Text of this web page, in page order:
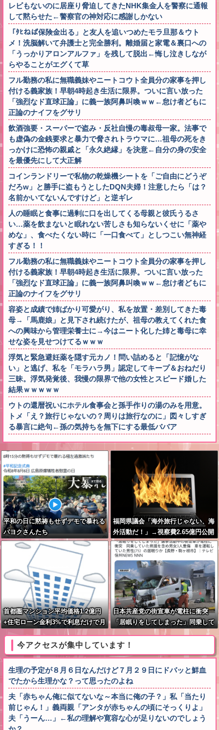
レビもないのに居座り脅迫してきたNHK集金人を警察に通報
して黙らせた←警察官の神対応に感謝しかない
「ﾀﾋねば保険金出る」と友人を追いつめたモラ旦那＆ウト
メ！洗脳解いて弁護士と完全勝利。離婚届と家電＆裏口への
「うっかりアロンアルファ」を残して脱出←悔し泣きしなが
らやることがエグくて草
フル勤務の私に無職義妹やニートコウト全員分の家事を押し
付ける義家族！早朝4時起き生活に限界。ついに言い放った
「強烈なド直球正論」に義一族阿鼻叫喚ｗｗ←怠け者どもに
正論のナイフをグサリ
飲酒強要・スーパーで盗み・反社自慢の毒叔母一家。法事で
も虚偽の金銭要求と暴力で脅されトラウマに…祖母の死をき
っかけに恐怖の親戚と「永久絶縁」を決意←自分の身の安全
を最優先にして大正解
コインランドリーで私物の乾燥機シートを「ご自由にどうぞ
だろw」と勝手に盗もうとしたDQN夫婦！注意したら「は？
名前かいてないんですけど」と逆ギレ
人の睡眠と食事に過剰に口を出してくる母親と彼氏うるさ
い…薬を飲まないと眠れない苦しさも知らないくせに「薬や
めな」、食べたくない時に「一口食べて」としつこい無神経
すぎる！！
フル勤務の私に無職義妹やニートコウト全員分の家事を押し
付ける義家族！早朝4時起き生活に限界。ついに言い放った
「強烈なド直球正論」に義一族阿鼻叫喚ｗｗ←怠け者どもに
正論のナイフをグサリ
容姿と成績で姉ばかり可愛がり、私を放置・差別してきた毒
母→「馬鹿娘」と見下され続けたが、祖母の教えてくれた食
への興味から管理栄養士に→今はニート化した姉と毒母に幸
せな姿を見せつけてるｗｗｗ
浮気と緊急避妊薬を隠す元カノ！問い詰めると「記憶がな
い」と逃げ、私を「モラハラ男」認定してキープ＆おねだり
三昧。浮気発覚後、我慢の限界で他の女性とスピード婚した
結果ｗｗｗｗｗ
ウトの還暦祝いにホテル食事会と孫手作りの湯のみを用意。
トメ「え？旅行じゃないの？周りは旅行なのに」図々しすぎ
る暴言に絶句←孫の気持ちを無下にする最低ババア
平和の日に黙祷もせずデモで暴れる
パヨクさんたち
福岡県議会「海外旅行じゃない、海
外活動だ！」→視察費2.65億円公開
で再炎上ｗｗｗ
首都圏マンション平均価格1.2億円
+住宅ローン金利3%で利息だけで月
30万円←これバカなん？
日本共産党の街宣車が電柱に衝突
「居眠りをしてしまった」同乗して
いた県議を含め男女3人重傷
今アクセスが集中しています！
生理の予定が８月６日なんだけど７月２９日にドバッと鮮血
でたから生理かな？って思ったのよね
夫「赤ちゃん俺に似てないな～本当に俺の子？」私「当たり
前じゃん！」義両親「アンタが赤ちゃんの頃にそっくりよ」
夫「うーん…」←私の理解や寛容な心が足りないのでしょう